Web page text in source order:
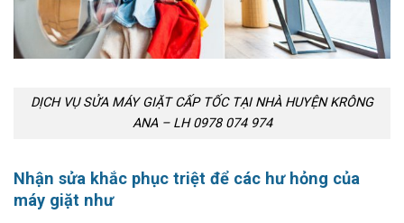
DỊCH VỤ SỬA MÁY GIẶT CẤP TỐC TẠI NHÀ HUYỆN KRÔNG
ANA – LH 0978 074 974
Nhận sửa khắc phục triệt để các hư hỏng của
máy giặt như